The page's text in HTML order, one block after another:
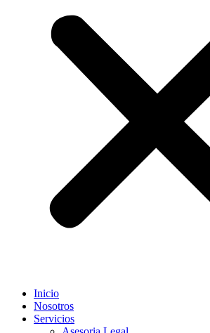
Inicio
Nosotros
Servicios